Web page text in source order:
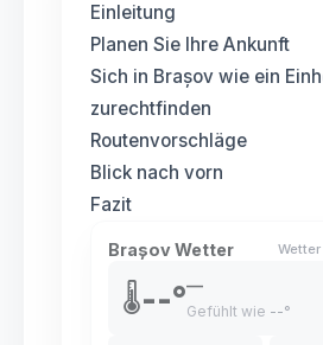
Einleitung
Planen Sie Ihre Ankunft
Sich in Brașov wie ein
zurechtfinden
Routenvorschläge
Blick nach vorn
Fazit
Brașov Wetter
🌡️--°—
Gefühlt wie --°